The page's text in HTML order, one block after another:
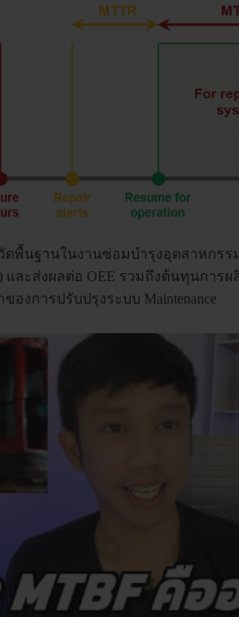
ดพื้นฐานในงานซ่อมบำรุงอุตสาหกร
และส่งผลต่อ OEE รวมถึงต้นทุนการ
งการปรับปรุงระบบ Maintenance